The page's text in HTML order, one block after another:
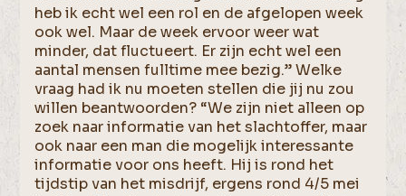
heb ik echt wel een rol en de afgelopen week
ook wel. Maar de week ervoor weer wat
minder, dat fluctueert. Er zijn echt wel een
aantal mensen fulltime mee bezig.” Welke
vraag had ik nu moeten stellen die jij nu zou
willen beantwoorden? “We zijn niet alleen op
zoek naar informatie van het slachtoffer, maar
ook naar een man die mogelijk interessante
informatie voor ons heeft. Hij is rond het
tijdstip van het misdrijf, ergens rond 4/5 mei